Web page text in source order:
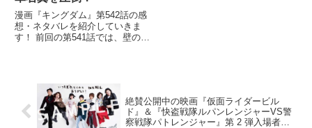
漫画『キングダム』第542話の感
想・ネタバレを紹介していきま
す！ 前回の第541話では、壁の兵
らない間に危険すぎる状況を迎え
ていましたね(゜-゜)
絶賛公開中の映画『仮面ライダービル
ド』＆『快盗戦隊ルパンレンジャーVS警
察戦隊パトレンジャー』第 2 弾入場者プ